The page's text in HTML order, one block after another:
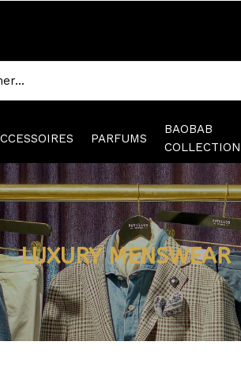
PARFUMS
BAOBAB
COLLECTION
LUXURY MENSWEAR